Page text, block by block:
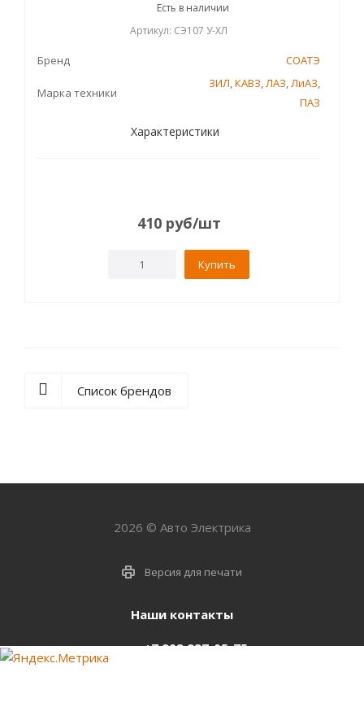
Есть в наличии
Артикул: СЭ107 У-ХЛ
Бренд СОАТЭ
Марка техники
ЗИЛ,КАВЗ,ЛАЗ,ЛиАЗ,
ПАЗ
Характеристики
410 руб/шт
Купить
Список брендов
2026 © Авто Электрика
Версия для печати
Наши контакты
+7 903 937-05-75